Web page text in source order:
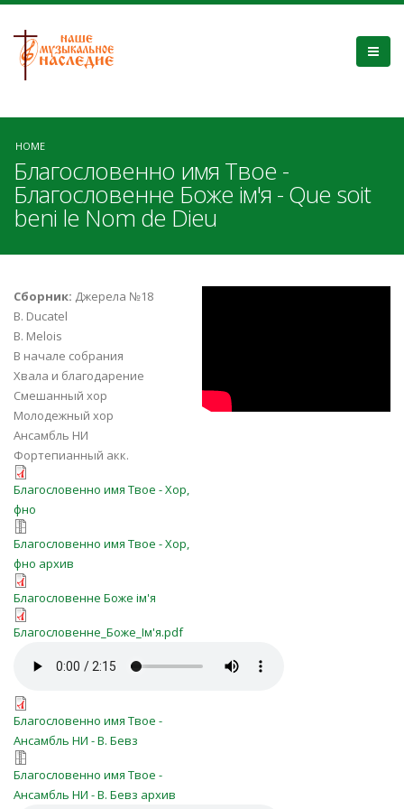
HOME
Благословенно имя Твое -
Благословенне Боже ім'я - Que soit
beni le Nom de Dieu
Сборник: Джерела №18
B. Ducatel
B. Melois
В начале собрания
Хвала и благодарение
Смешанный хор
Молодежный хор
Ансамбль НИ
Фортепианный акк.
blagoslovenno_imya_Tvoe.pdf
Благословенно имя Твое - Хор,
фно
blagoslovenno_imya_Tvoe.zip
Благословенно имя Твое - Хор,
фно архив
Благословенне Боже ім'я.pdf
Благословенне Боже ім'я
Благословенне_Боже_Ім'я.pdf
Благословенне_Боже_Ім'я.pdf
blagoslovenno_imya_Tvoe -ans.mp3
blagoslovenno_imya_Tvoe -ans.pdf
Благословенно имя Твое -
Ансамбль НИ - В. Бевз
blagoslovenno_imya_Tvoe -ans.7z
Благословенно имя Твое -
Ансамбль НИ - В. Бевз архив
Имя Твоё"